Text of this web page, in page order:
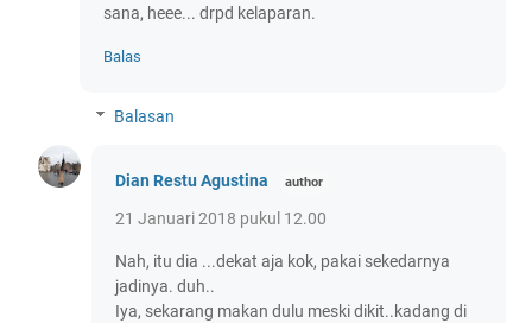
sana, heee... drpd kelaparan.
Balas
Balasan
Dian Restu Agustina
21 Januari 2018 pukul 12.00
Nah, itu dia ...dekat aja kok, pakai sekedarnya
jadinya. duh..
Iya, sekarang makan dulu meski dikit..kadang di